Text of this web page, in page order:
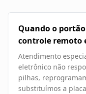
Quando o
controle remoto
Atendimento
eletrônico não
pilhas,
substituímos a